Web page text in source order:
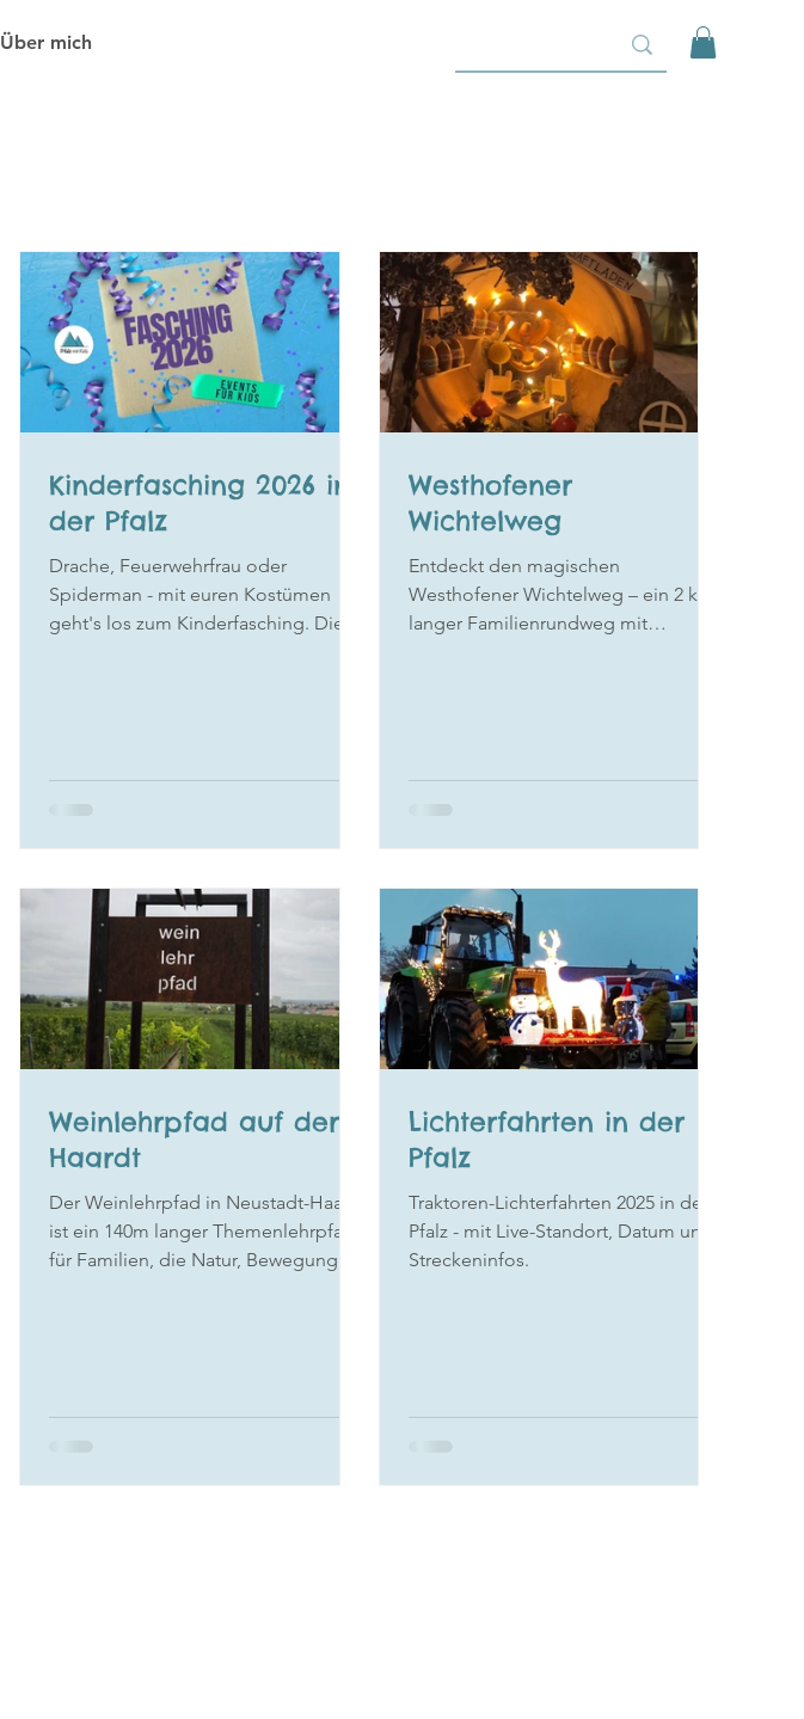
Über mich
Kinderfasching 2026 in
der Pfalz
Drache, Feuerwehrfrau oder
Spiderman - mit euren Kostümen
geht's los zum Kinderfasching. Die
Westhofener
Wichtelweg
Entdeckt den magischen
Westhofener Wichtelweg – ein 2 km
langer Familienrundweg mit
Weinlehrpfad auf der
Haardt
Der Weinlehrpfad in Neustadt-Haardt
ist ein 140m langer Themenlehrpfad
für Familien, die Natur, Bewegung
Lichterfahrten in der
Pfalz
Traktoren-Lichterfahrten 2025 in der
Pfalz - mit Live-Standort, Datum und
Streckeninfos.